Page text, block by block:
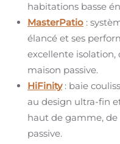
habitations basse
MasterPatio :
élancé et ses
excellente isolation,
maison passive.
HiFinity: baie
au design ultra-fin
haut de gamme,
passive.